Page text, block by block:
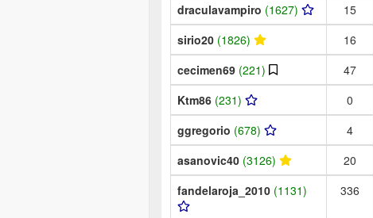
draculavampiro (1627) 15
sirio20 (1826) 16
cecimen69 (221) 47
Ktm86 (231) 0
ggregorio (678) 4
asanovic40 (3126) 20
fandelaroja_2010 (1131) 336